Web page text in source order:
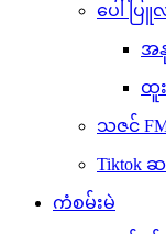
ပေါ်ပြူ
အ
ထူး
သဇင် FM
Tiktok
ကံစမ်းမဲ